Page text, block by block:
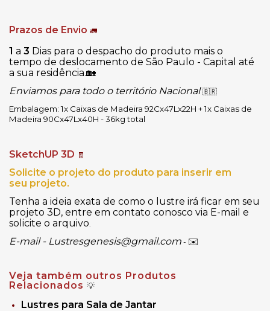
Prazos de Envio 🚛
1 a 3 Dias para o despacho do produto mais o
tempo de deslocamento de São Paulo - Capital até
a sua residência.🏡
Enviamos para todo o território Nacional🇧🇷
Embalagem: 1x Caixas de Madeira 92Cx47Lx22H + 1x Caixas de
Madeira 90Cx47Lx40H - 36kg total
SketchUP 3D 🧾
Solicite o projeto do produto para inserir em
seu projeto.
Tenha a ideia exata de como o lustre irá ficar em seu
projeto 3D, entre em contato conosco via E-mail e
solicite o arquivo
E-mail - Lustresgenesis@gmail.com - ✉️
Veja também outros Produtos
Relacionados 💡
Lustres para Sala de Jantar